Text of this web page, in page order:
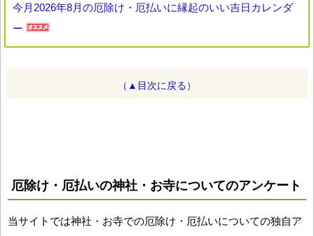
今月2026年8月の厄除け・厄払いに縁起のいい吉日カレンダ
ー
（▲目次に戻る）
厄除け・厄払いの神社・お寺についてのアンケート
当サイトでは神社・お寺での厄除け・厄払いについての独自ア